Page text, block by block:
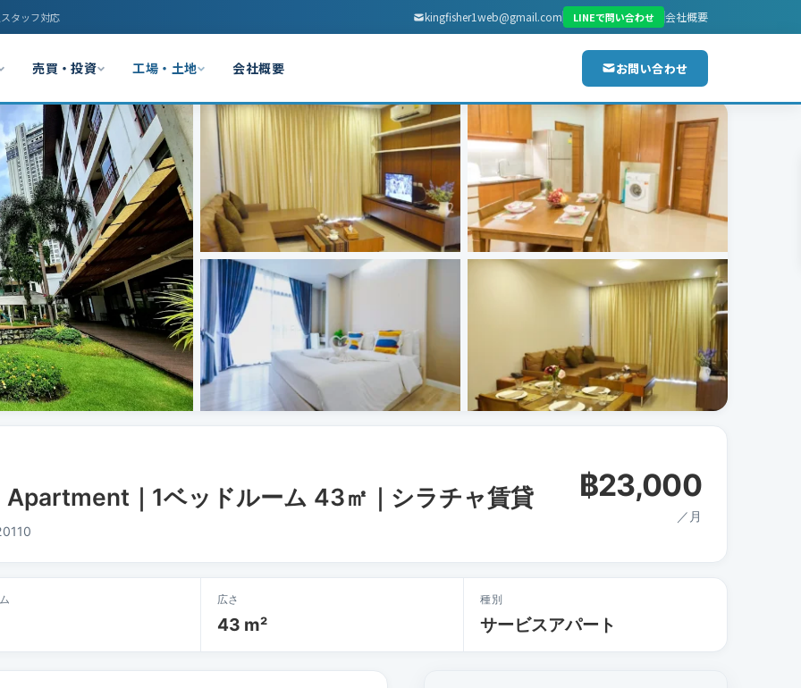
タッフ対応 kingfisher1web@gmail.com LINEで問い合わせ 会社概要
売買・投資 工場・土地 会社概要 お問い合わせ
｜1ベッドルーム 43㎡｜シラチャ賃貸 ฿23,000
／月
広さ
43 m²
種別
サービスアパート